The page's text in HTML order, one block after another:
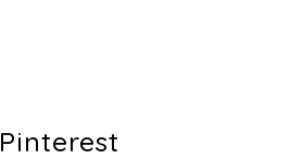
Pinterest